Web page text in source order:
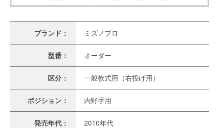
ブランド： ミズノプロ
型番： オーダー
区分： 一般軟式用（右投げ用）
ポジション： 内野手用
発売年代： 2010年代